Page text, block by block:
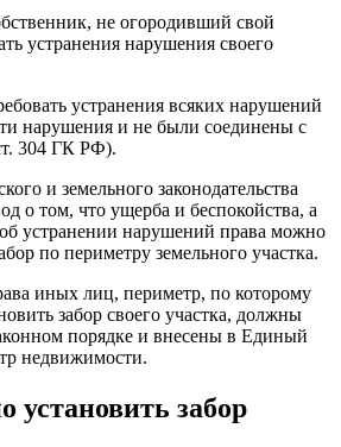
не огородивший свой
устранения нарушения своего
устранения всяких нарушений
нарушения и не были соединены с
304 ГК РФ).
и земельного законодательства
о том, что ущерба и беспокойства, а
устранении нарушений права можно
по периметру земельного участка.
иных лиц, периметр, по которому
забор своего участка, должны
порядке и внесены в Единый
недвижимости.
установить забор